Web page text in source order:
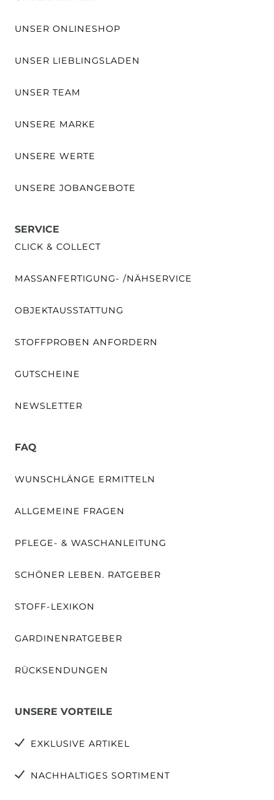
UNSER ONLINESHOP
UNSER LIEBLINGSLADEN
UNSER TEAM
UNSERE MARKE
UNSERE WERTE
UNSERE JOBANGEBOTE
SERVICE
CLICK & COLLECT
MASSANFERTIGUNG- /NÄHSERVICE
OBJEKTAUSSTATTUNG
STOFFPROBEN ANFORDERN
GUTSCHEINE
NEWSLETTER
FAQ
WUNSCHLÄNGE ERMITTELN
ALLGEMEINE FRAGEN
PFLEGE- & WASCHANLEITUNG
SCHÖNER LEBEN. RATGEBER
STOFF-LEXIKON
GARDINENRATGEBER
RÜCKSENDUNGEN
UNSERE VORTEILE
EXKLUSIVE ARTIKEL
NACHHALTIGES SORTIMENT